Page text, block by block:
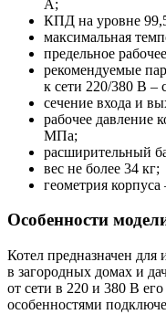
А;
КПД на уровне
максимальная
предельное
рекомендуемые
к сети 220/380 В –
сечение входа и
рабочее давление
МПа;
расширительный
вес не более 34 кг;
геометрия
Особенности
Котел предназначен для
в загородных домах и
от сети в 220 и 380 В
особенностями